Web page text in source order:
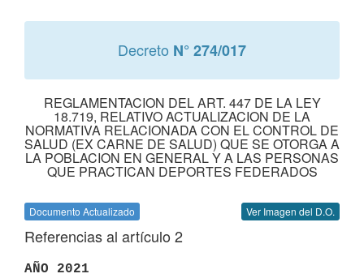
Decreto N° 274/017
REGLAMENTACION DEL ART. 447 DE LA LEY
18.719, RELATIVO ACTUALIZACION DE LA
NORMATIVA RELACIONADA CON EL CONTROL DE
SALUD (EX CARNE DE SALUD) QUE SE OTORGA A
LA POBLACION EN GENERAL Y A LAS PERSONAS
QUE PRACTICAN DEPORTES FEDERADOS
Documento Actualizado Ver Imagen del D.O.
Referencias al artículo 2
AÑO 2021